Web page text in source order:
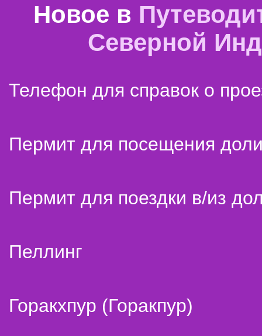
Новое в
Северной
Телефон для справок о
Пермит для посещения
Пермит для поездки в/из
Пеллинг
Горакхпур (Горакпур)